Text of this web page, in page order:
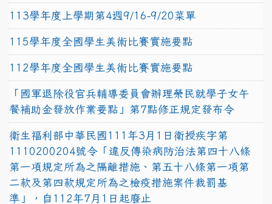
113學年度上學期第4週9/16-9/20菜單
115學年度全國學生美術比賽實施要點
112學年度全國學生美術比賽實施要點
「國軍退除役官兵輔導委員會辦理榮民就學子女午
餐補助金發放作業要點」第7點修正規定發布令
衛生福利部中華民國111年3月1日衛授疾字第
1110200204號令「違反傳染病防治法第四十八條
第一項規定所為之隔離措施、第五十八條第一項第
二款及第四款規定所為之檢疫措施案件裁罰基
準」，自112年7月1日起廢止